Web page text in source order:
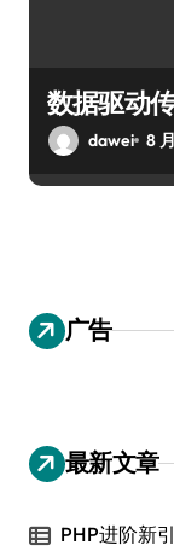
数据驱动
dawei 8
广告
最新文章
PHP进阶新